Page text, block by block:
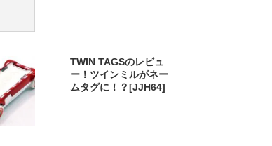
TWIN TAGSのレビュ
ー！ツインミルがネー
ムタグに！？[JJH64]